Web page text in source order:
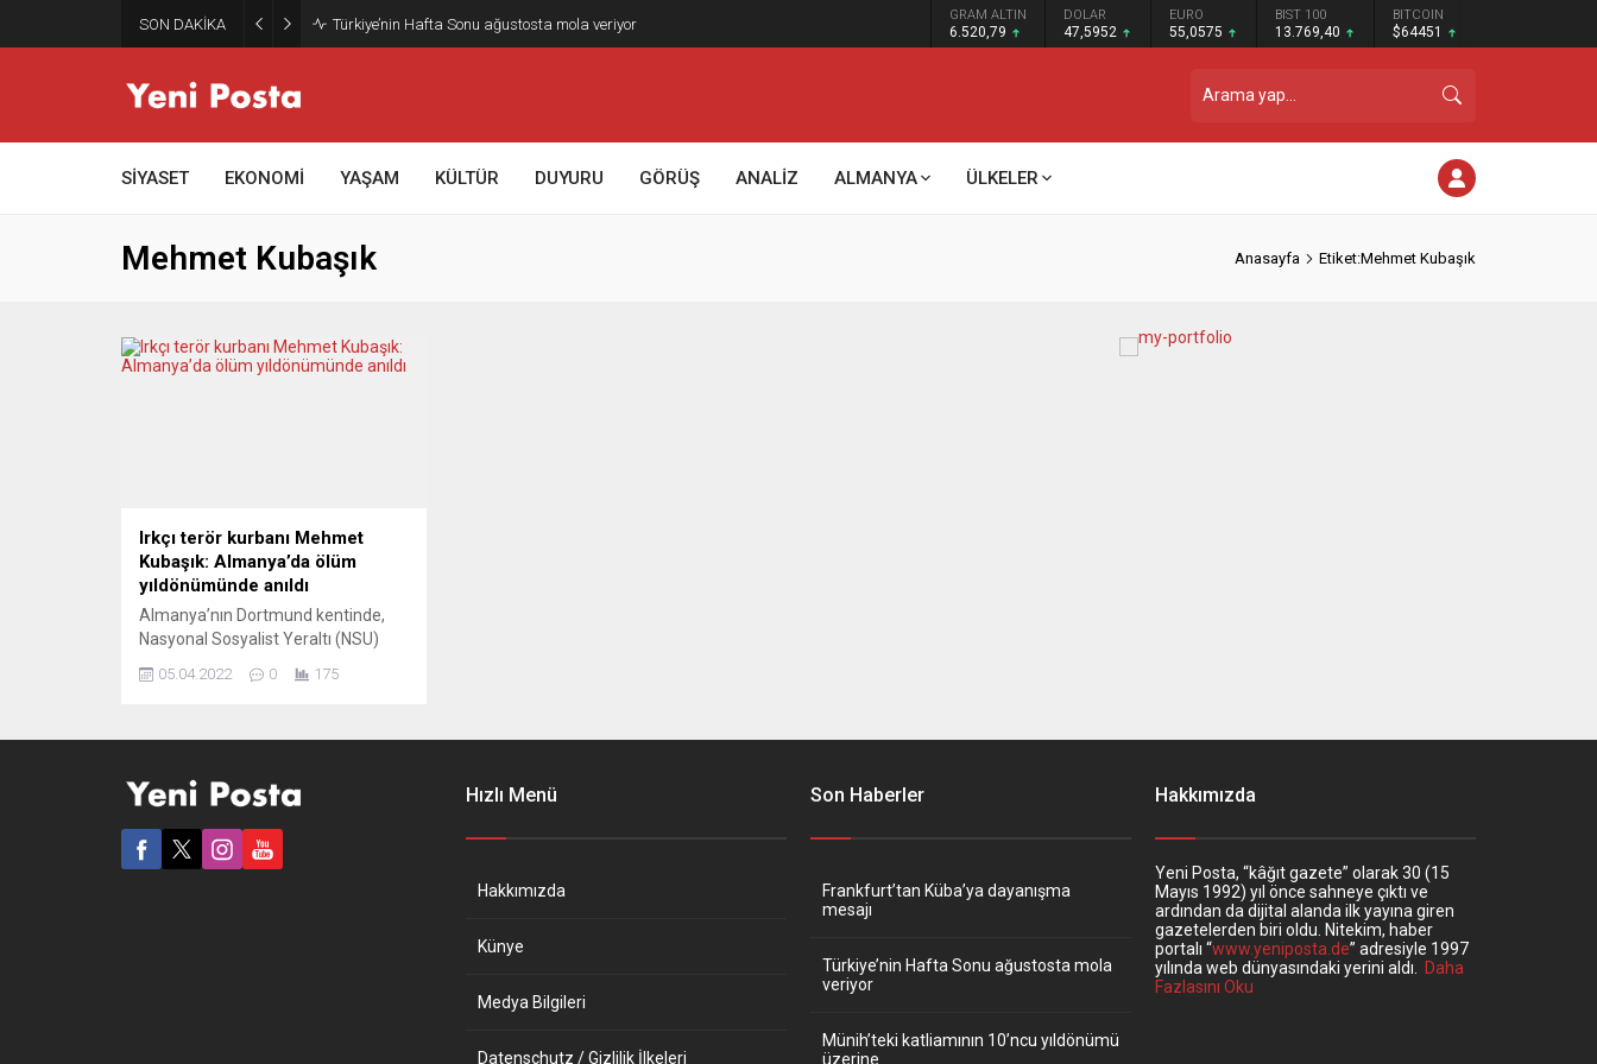
SON DAKİKA Türkiye’nin Hafta Sonu ağustosta mola veriyor GRAM ALTIN
6.520,79
DOLAR
47,5952
EURO
55,0575
BIST 100
13.769,40
BITCOIN
$64451
SİYASET EKONOMİ YAŞAM KÜLTÜR DUYURU GÖRÜŞ ANALİZ ALMANYA ÜLKELER
Mehmet Kubaşık Anasayfa Etiket:Mehmet Kubaşık
Irkçı terör kurbanı Mehmet
Kubaşık: Almanya’da ölüm
yıldönümünde anıldı
Almanya’nın Dortmund kentinde,
Nasyonal Sosyalist Yeraltı (NSU)
terör örgütü tarafından öldürülen 8
Türk’ten biri olan Mehmet Kubaşık,
öldürülen Mehmet Kubaşık’ın
yaşamını yitirdiği yerde düzenlenen
anma törenine kızı Gamze ile eşi
Elif Kubaşık, Türkiye’nin Essen
05.04.2022 0 175
Hızlı Menü
Hakkımızda
Künye
Medya Bilgileri
Datenschutz / Gizlilik İlkeleri
Son Haberler
Frankfurt’tan Küba’ya dayanışma
mesajı
Türkiye’nin Hafta Sonu ağustosta mola
veriyor
Münih’teki katliamının 10’ncu yıldönümü
üzerine
Hakkımızda
Yeni Posta, “kâğıt gazete” olarak 30 (15
Mayıs 1992) yıl önce sahneye çıktı ve
ardından da dijital alanda ilk yayına giren
gazetelerden biri oldu. Nitekim, haber
portalı “www.yeniposta.de” adresiyle 1997
yılında web dünyasındaki yerini aldı. Daha
Fazlasını Oku